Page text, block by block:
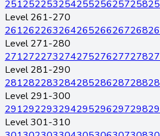
251252253254255256257258
Level 261-270
261262263264265266267268
Level 271-280
271272273274275276277278
Level 281-290
281282283284285286287288
Level 291-300
291292293294295296297298
Level 301-310